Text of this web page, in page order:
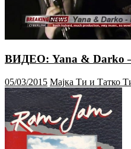
ВИДЕО: Yana & Darko
05/03/2015 Мајка Ти и Татко